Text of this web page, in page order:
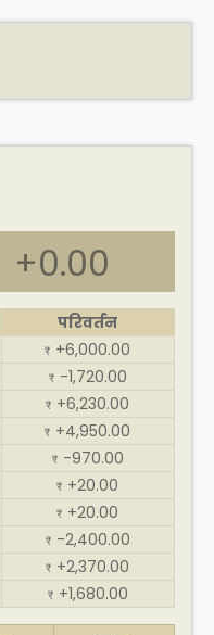
+0.00
परिवर्तन
₹ +6,000.00
₹ -1,720.00
₹ +6,230.00
₹ +4,950.00
₹ -970.00
₹ +20.00
₹ +20.00
₹ -2,400.00
₹ +2,370.00
₹ +1,680.00